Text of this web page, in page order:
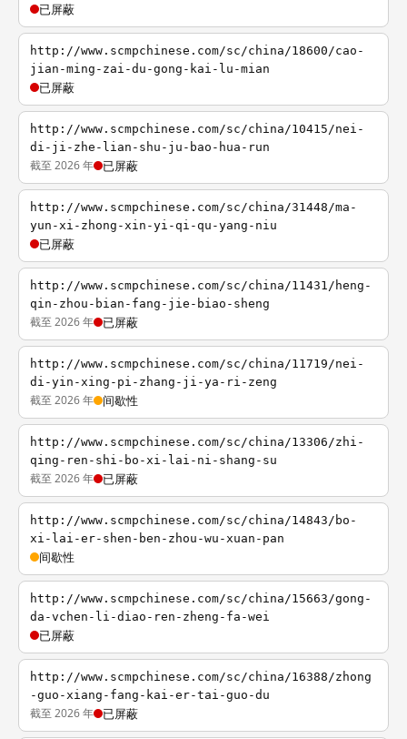
已屏蔽
http://www.scmpchinese.com/sc/china/18600/cao-
jian-ming-zai-du-gong-kai-lu-mian
已屏蔽
http://www.scmpchinese.com/sc/china/10415/nei-
di-ji-zhe-lian-shu-ju-bao-hua-run
截至 2026 年 已屏蔽
http://www.scmpchinese.com/sc/china/31448/ma-
yun-xi-zhong-xin-yi-qi-qu-yang-niu
已屏蔽
http://www.scmpchinese.com/sc/china/11431/heng-
qin-zhou-bian-fang-jie-biao-sheng
截至 2026 年 已屏蔽
http://www.scmpchinese.com/sc/china/11719/nei-
di-yin-xing-pi-zhang-ji-ya-ri-zeng
截至 2026 年 间歇性
http://www.scmpchinese.com/sc/china/13306/zhi-
qing-ren-shi-bo-xi-lai-ni-shang-su
截至 2026 年 已屏蔽
http://www.scmpchinese.com/sc/china/14843/bo-
xi-lai-er-shen-ben-zhou-wu-xuan-pan
间歇性
http://www.scmpchinese.com/sc/china/15663/gong-
da-vchen-li-diao-ren-zheng-fa-wei
已屏蔽
http://www.scmpchinese.com/sc/china/16388/zhong
-guo-xiang-fang-kai-er-tai-guo-du
截至 2026 年 已屏蔽